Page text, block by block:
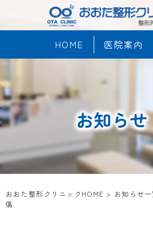
HOME 医院案内
お知らせ
おおた整形クリニックHOME > お知らせ
傷